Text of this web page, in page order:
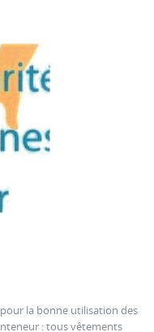
pour la bonne utilisation des
: tous vêtements